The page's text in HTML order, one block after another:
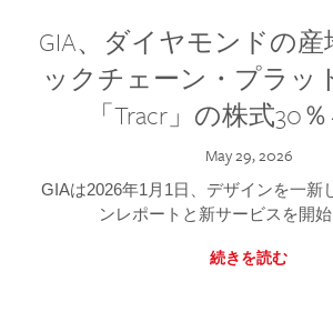
GIA、ダイヤモンドの産
ックチェーン・プラッ
「Tracr」の株式30
May 29, 2026
GIAは2026年1月1日、デザインを一新
ンレポートと新サービスを開始
続きを読む